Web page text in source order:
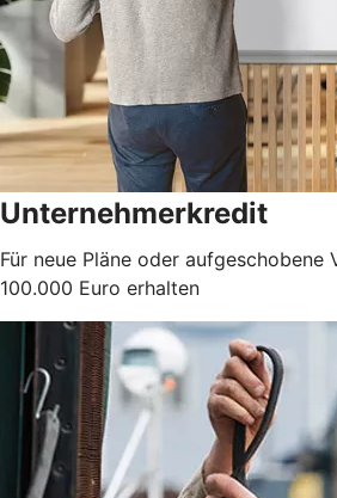
Unternehmerkredit
Für neue Pläne oder aufgeschobene
100.000 Euro erhalten